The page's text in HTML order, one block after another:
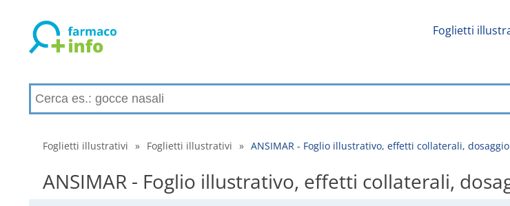
Foglietti
Foglietti illustrativi » Foglietti illustrativi » ANSIMAR - Foglio illustrativo, effetti collaterali, dosaggio
ANSIMAR - Foglio illustrativo, effetti collaterali,